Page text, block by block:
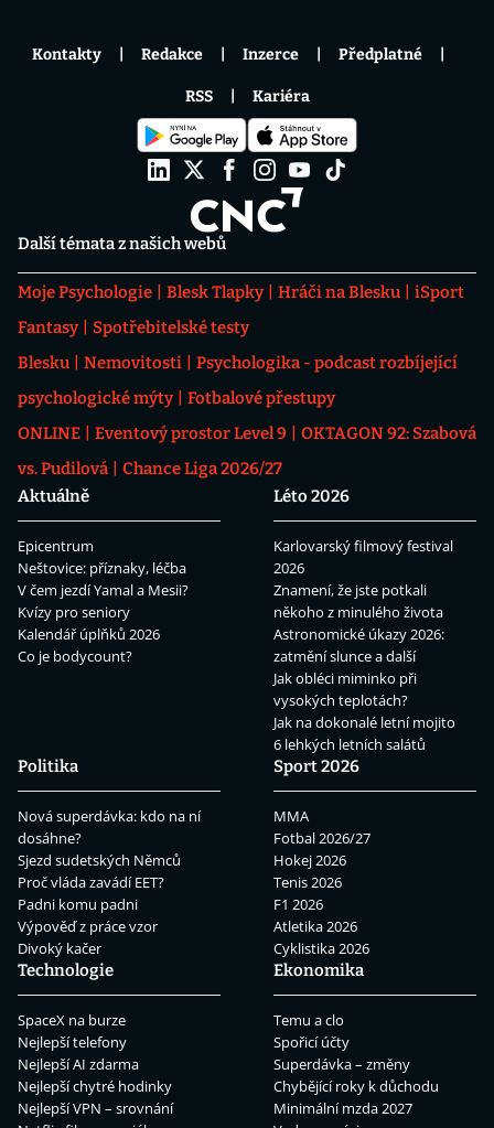
Další témata z našich webů
Moje Psychologie Blesk Tlapky Hráči na Blesku
iSport
Fantasy
Spotřebitelské testy
Blesku
Nemovitosti
Psychologika - podcast rozbíjející
psychologické mýty
Fotbalové přestupy
ONLINE
Eventový prostor Level 9
OKTAGON 92: Szabová
vs. Pudilová
Chance Liga 2026/27
Aktuálně
Epicentrum
Neštovice: příznaky, léčba
V čem jezdí Yamal a Mesii?
Kvízy pro seniory
Kalendář úplňků 2026
Co je bodycount?
Léto 2026
Karlovarský filmový festival
2026
Znamení, že jste potkali
někoho z minulého života
Astronomické úkazy 2026:
zatmění slunce a další
Jak obléci miminko při
vysokých teplotách?
Jak na dokonalé letní mojito
6 lehkých letních salátů
Politika
Nová superdávka: kdo na ní
dosáhne?
Sjezd sudetských Němců
Proč vláda zavádí EET?
Padni komu padni
Výpověď z práce vzor
Divoký kačer
Sport 2026
MMA
Fotbal 2026/27
Hokej 2026
Tenis 2026
F1 2026
Atletika 2026
Cyklistika 2026
Technologie
SpaceX na burze
Nejlepší telefony
Nejlepší AI zdarma
Nejlepší chytré hodinky
Nejlepší VPN – srovnání
Ekonomika
Temu a clo
Spořicí účty
Superdávka – změny
Chybějící roky k důchodu
Minimální mzda 2027
Kontakty Redakce Inzerce Předplatné
RSS Kariéra